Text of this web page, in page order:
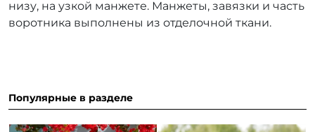
низу, на узкой манжете. Манжеты, завязки и часть
воротника выполнены из отделочной ткани.
Популярные в разделе